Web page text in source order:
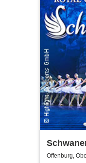
Offenburg,